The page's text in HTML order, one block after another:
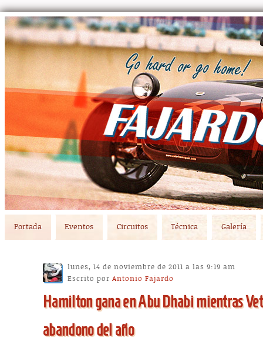
Skip to primary content
Skip to secondary content
Portada Eventos Circuitos Técnica Galería
Hamilton gana en Abu Dhabi mientras
abandono del año
lunes, 14 de noviembre de 2011 a las 9:19 am
Escrito porAntonio Fajardo